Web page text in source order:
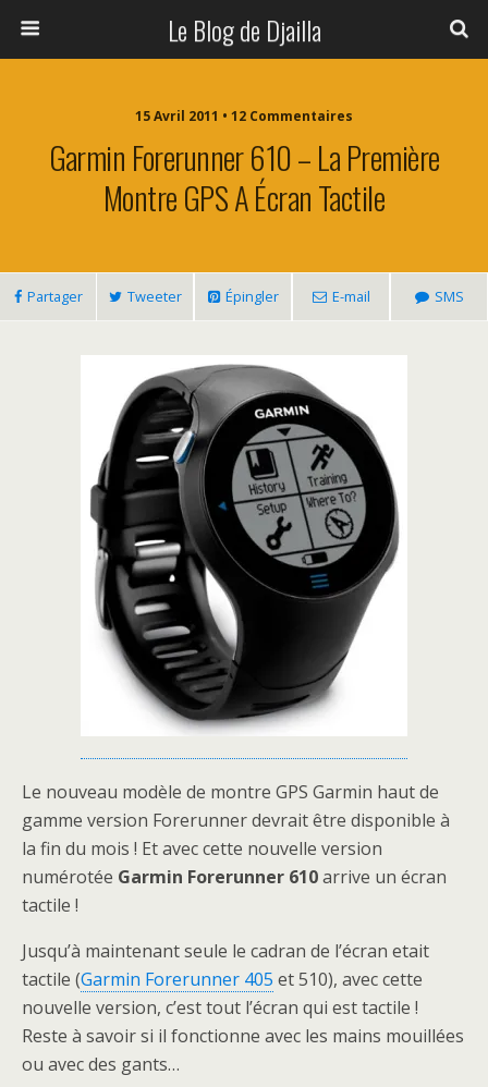
Le Blog de Djailla
15 Avril 2011 • 12 Commentaires
Garmin Forerunner 610 – La Première
Montre GPS A Écran Tactile
Partager Tweeter Épingler E-mail SMS
Le nouveau modèle de montre GPS Garmin haut de
gamme version Forerunner devrait être disponible à
la fin du mois ! Et avec cette nouvelle version
numérotée Garmin Forerunner 610arrive un écran
tactile !
Jusqu’à maintenant seule le cadran de l’écran etait
tactile (Garmin Forerunner 405 et 510), avec cette
nouvelle version, c’est tout l’écran qui est tactile !
Reste à savoir si il fonctionne avec les mains mouillées
ou avec des gants…